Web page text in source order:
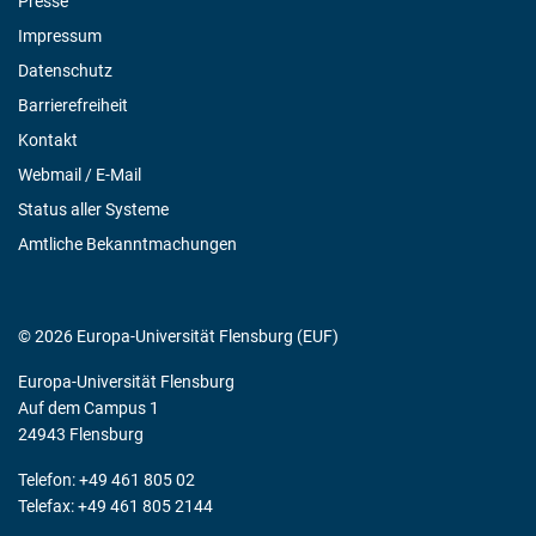
Impressum
Datenschutz
Barrierefreiheit
Kontakt
Webmail / E-Mail
Status aller Systeme
Amtliche Bekanntmachungen
© 2026 Europa-Universität Flensburg (EUF)
Europa-Universität Flensburg
Auf dem Campus 1
24943 Flensburg
Telefon: +49 461 805 02
Telefax: +49 461 805 2144